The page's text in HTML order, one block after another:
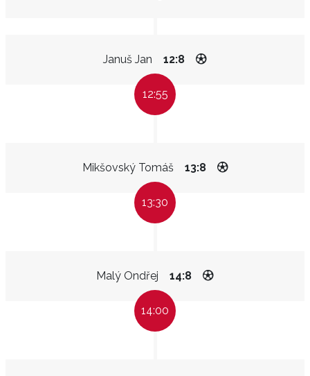
Januš Jan 12:8
12:55
Mikšovský Tomáš 13:8
13:30
Malý Ondřej 14:8
14:00